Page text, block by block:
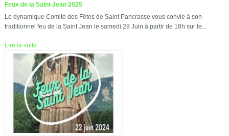
Feux de la Saint Jean 2025
Le dynamique Comité des Fêtes de Saint Pancrasse vous convie à son
traditionnel feu de la Saint Jean le samedi 28 Juin à partir de 18h sur le...
Lire la suite